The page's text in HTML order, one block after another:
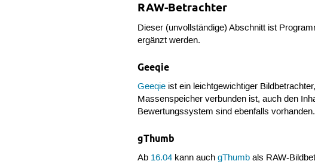
RAW-Betrachter
Dieser (unvollständige) Abschnitt ist
ergänzt werden.
Geeqie
Geeqie ist ein leichtgewichtiger
Massenspeicher verbunden ist, auch den
Bewertungssystem sind ebenfalls vorhanden.
gThumb
Ab 16.04 kann auchgThumb als RAW-